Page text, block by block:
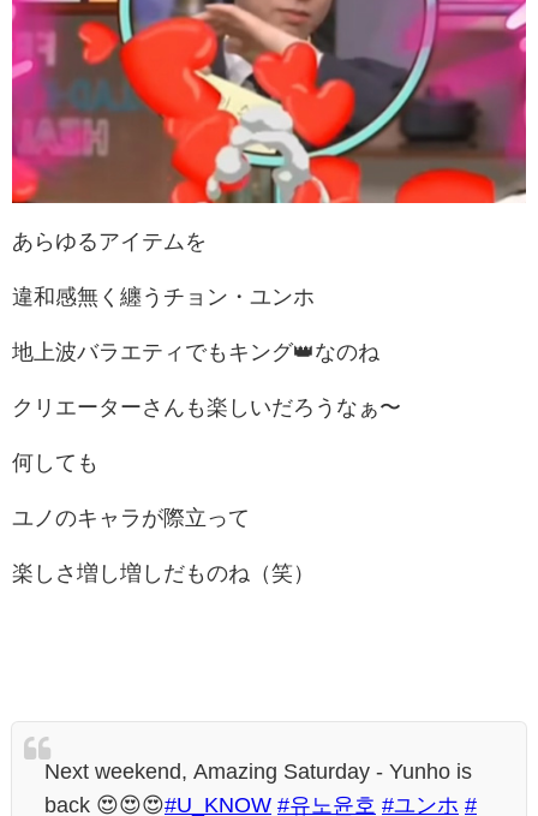
あらゆるアイテムを
違和感無く纏うチョン・ユンホ
地上波バラエティでもキング👑なのね
クリエーターさんも楽しいだろうなぁ〜
何しても
ユノのキャラが際立って
楽しさ増し増しだものね（笑）
Next weekend, Amazing Saturday - Yunho is
back 😍😍😍#U_KNOW #유노윤호 #ユンホ #